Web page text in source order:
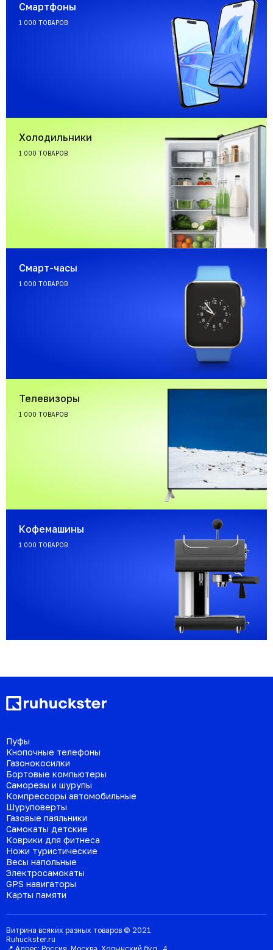
Смартфоны
1 000 ТОВАРОВ
Холодильники
1 000 ТОВАРОВ
Смарт-часы
1 000 ТОВАРОВ
Телевизоры
1 000 ТОВАРОВ
Кофемашины
1 000 ТОВАРОВ
Пуфы
Кнопочные телефоны
Газонокосилки
Бортовые компьютеры
Саморезы и шурупы
Компрессоры автомобильные
Шуруповерты
Газовые паяльники
Самокаты детские
Коврики для фитнеса
Ножи туристические
Весы напольные
Электросамокаты
GPS навигаторы
Карты памяти
Витрина всяких разных товаров © 2021
Ruhuckster.ru